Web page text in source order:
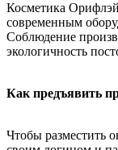
Косметика
современным
Соблюдение
экологичность
Как предъявить
Чтобы разместить